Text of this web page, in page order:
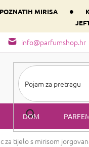
MIRISA •
info@parfumshop.hr
svog srca prema
DOM
za tijelo s mirisom